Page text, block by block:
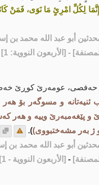
وَإِنَّمَا لِكُلِّ امْرِئٍ مَا نَوَى، فَمَنْ
أبو عبد الله محمد
- [الأربعون النووية: 1]
حەفصی، عومەرێ کوڕێ
و مسوگه‌ر بۆ
و پێغەمبەرێ وییە و هه‌ر
ژ به‌ر مشه‌ختبووی)).
أبو عبد الله محمد
- [الأربعون النووية - 1]